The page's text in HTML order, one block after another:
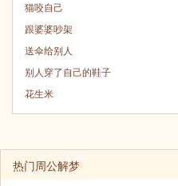
猫咬自己
跟婆婆吵架
送伞给别人
别人穿了自己的鞋子
花生米
热门周公解梦